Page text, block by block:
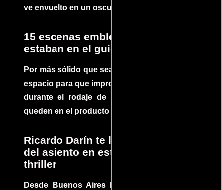
ve envuelto en un oscuro mundo de crimen
15 escenas emblemáticas que no
estaban en el guion
Por más sólido que sea un guión siempre hay
espacio para que improvisaciones que se dan
durante el rodaje de determinadas escenas
queden en el producto final.
Ricardo Darín te llevará al borde
del asiento en este increíble
thriller
Desde Buenos Aires hasta el mundo, Tesis